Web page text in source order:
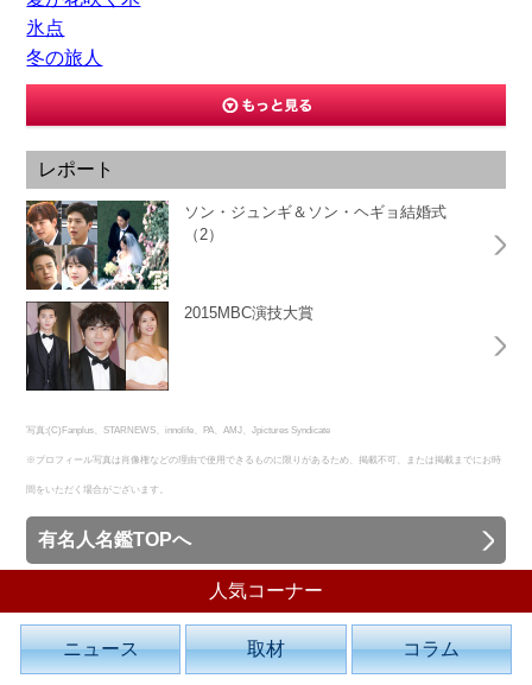
氷点
冬の旅人
レポート
ソン・ジュンギ＆ソン・ヘギョ結婚式
（2）
2015MBC演技大賞
写真:(C)Fanplus、STARNEWS、innolife、PA、AMJ、Jpictures Syndicate
※プロフィール写真は肖像権などの理由で使用できるものに限りがあるため、掲載不可、または掲載までにお時
間をいただく場合がございます。
有名人名鑑TOPへ
人気コーナー
ニュース 取材 コラム